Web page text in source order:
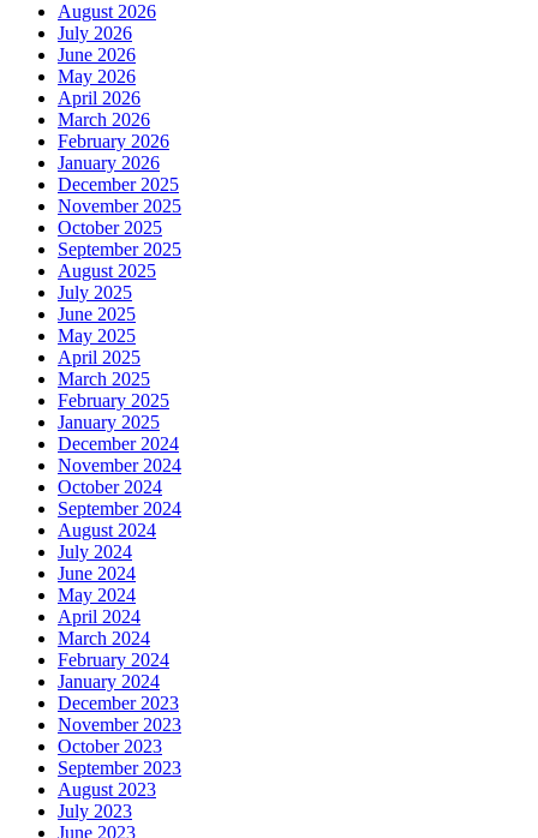
August 2026
July 2026
June 2026
May 2026
April 2026
March 2026
February 2026
January 2026
December 2025
November 2025
October 2025
September 2025
August 2025
July 2025
June 2025
May 2025
April 2025
March 2025
February 2025
January 2025
December 2024
November 2024
October 2024
September 2024
August 2024
July 2024
June 2024
May 2024
April 2024
March 2024
February 2024
January 2024
December 2023
November 2023
October 2023
September 2023
August 2023
July 2023
June 2023